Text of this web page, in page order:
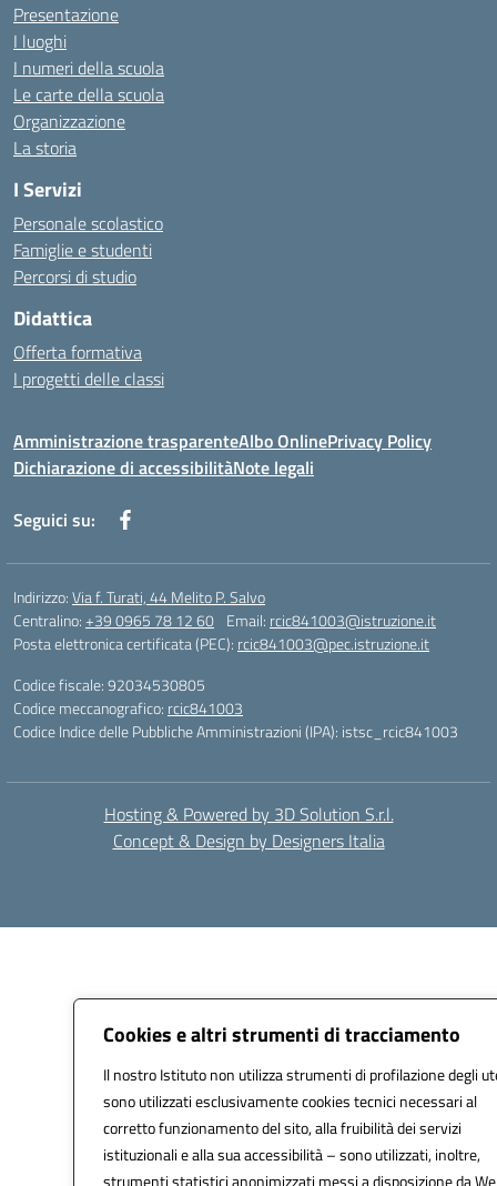
Cookies e altri strumenti di tracciamento
Il nostro Istituto non utilizza strumenti di profilazione degli
sono utilizzati esclusivamente cookies tecnici necessari al
corretto funzionamento del sito, alla fruibilità dei servizi
istituzionali e alla sua accessibilità – sono utilizzati, inoltre,
strumenti statistici anonimizzati messi a disposizione da
Presentazione
I luoghi
I numeri della scuola
Le carte della scuola
Organizzazione
La storia
I Servizi
Personale scolastico
Famiglie e studenti
Percorsi di studio
Didattica
Offerta formativa
I progetti delle classi
Amministrazione trasparenteAlbo OnlinePrivacy Policy
Dichiarazione di accessibilitàNote legali
Seguici su:
Indirizzo:Via f. Turati, 44 Melito P. Salvo
Centralino:+39 0965 78 12 60 Email: rcic841003@istruzione.it
Posta elettronica certificata (PEC): rcic841003@pec.istruzione.it
Codice fiscale: 92034530805
Codice meccanografico: rcic841003
Codice Indice delle Pubbliche Amministrazioni (IPA): istsc_rcic841003
Hosting & Powered by 3D Solution S.r.l.
Concept & Design by Designers Italia